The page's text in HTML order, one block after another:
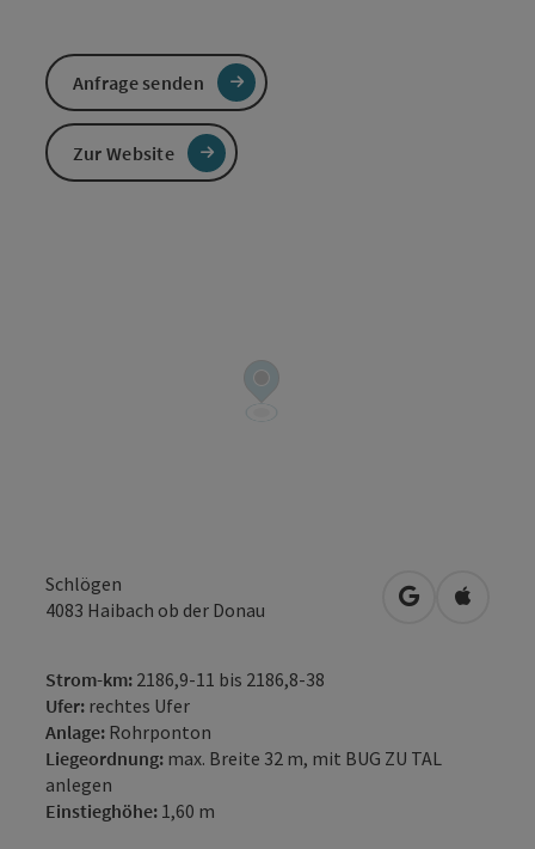
Schlögen
4083 Haibach ob der Donau in Google
in
Strom-km: 2186,9-11 bis 2186,8-38
Ufer: rechtes Ufer
Anlage: Rohrponton
Liegeordnung: max. Breite 32 m, mit BUG ZU TAL
anlegen
Einstieghöhe: 1,60 m
Anfrage senden
Zur Website